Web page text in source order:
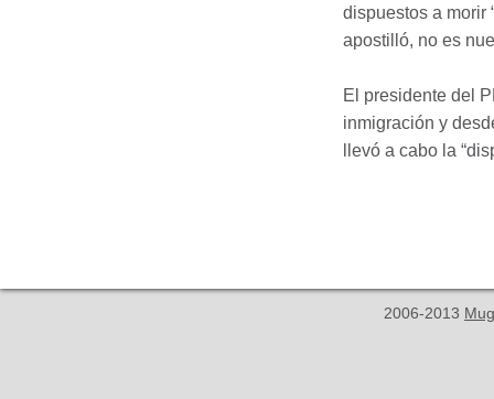
dispuestos a morir
apostilló, no es
El presidente del
inmigración y
llevó a cabo la
2006-2013